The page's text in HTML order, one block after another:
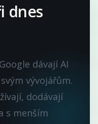
dnes
dávají AI
vývojářům.
dodávají
s menším